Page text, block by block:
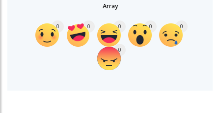
Array
0 0 0 0 0
0